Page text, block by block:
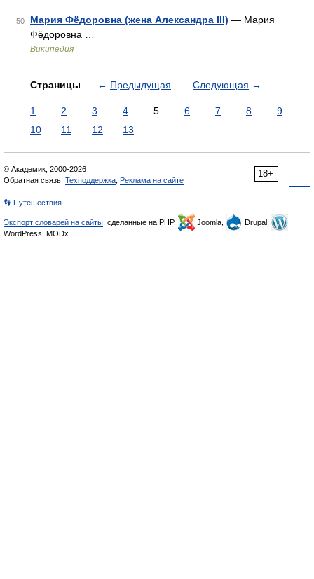
50 Мария Фёдоровна (жена Александра III) — Мария
Фёдоровна …
Википедия
Страницы ← Предыдущая Следующая →
1 2 3 4 5 6 7 8
9
10
11 12 13
18+
© Академик, 2000-2026
Обратная связь: Техподдержка Реклама на сайте
👣 Путешествия
Экспорт словарей на сайты , сделанные на PHP, Joomla,
Drupal,
WordPress, MODx.